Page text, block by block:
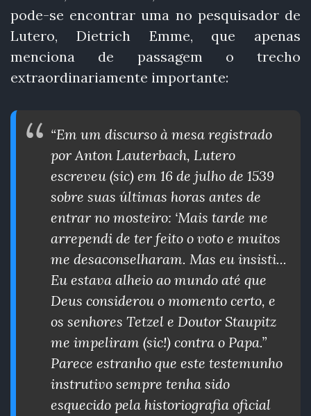
pode-se encontrar uma no pesquisador de
Lutero, Dietrich Emme, que apenas
menciona de passagem o trecho
extraordinariamente importante:
“Em um discurso à mesa registrado
por Anton Lauterbach, Lutero
escreveu (sic) em 16 de julho de 1539
sobre suas últimas horas antes de
entrar no mosteiro: ‘Mais tarde me
arrependi de ter feito o voto e muitos
me desaconselharam. Mas eu insisti...
Eu estava alheio ao mundo até que
Deus considerou o momento certo, e
os senhores Tetzel e Doutor Staupitz
me impeliram (sic!) contra o Papa.”
Parece estranho que este testemunho
instrutivo sempre tenha sido
esquecido pela historiografia o ficial